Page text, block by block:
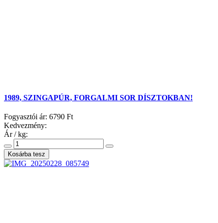
1989, SZINGAPÚR, FORGALMI SOR DÍSZTOKBAN!
Fogyasztói ár: 6790 Ft
Kedvezmény:
Ár / kg: